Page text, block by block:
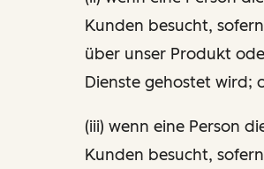
Kunden besucht,
über unser Produkt
Dienste gehostet wird;
(iii) wenn eine Person
Kunden besucht,